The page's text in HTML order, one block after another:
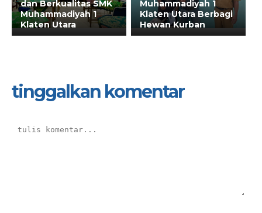
dan Berkualitas SMK
Muhammadiyah 1
Klaten Utara
Muhammadiyah 1
Klaten Utara Berbagi
Hewan Kurban
tinggalkan komentar